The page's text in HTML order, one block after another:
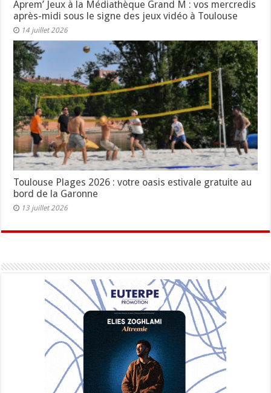
Aprem’ Jeux à la Médiathèque Grand M : vos mercredis
après-midi sous le signe des jeux vidéo à Toulouse
14 juillet 2026
Toulouse Plages 2026 : votre oasis estivale gratuite au
bord de la Garonne
13 juillet 2026